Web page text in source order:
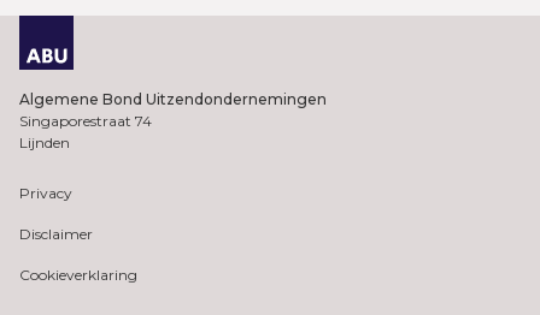
Algemene Bond Uitzendondernemingen
Singaporestraat 74
Lijnden
Privacy
Disclaimer
Cookieverklaring